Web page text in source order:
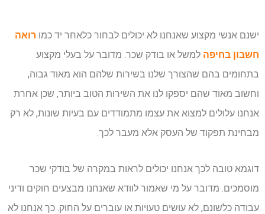
ישנם אנשי מקצוע שאנחנו לא יכולים לבחור כלאחר יד כמו רואה
חשבון בחיפה למשל או בודק שכר. מדובר על בעלי מקצוע
בתחומים בהם שהצורך שלנו בשירות שלהם הוא מאוד גבוה,
וחשוב מאוד שהם יספקו לנו את השירות הטוב ביותר, שכן אחרת
אנחנו עלולים למצוא את עצמו מתמודדים עם בעיות שונות, לא רק
מבחינת תפקוד של העסק אלא מעבר לכך.
דוגמא טובה לכך אנחנו יכולים לראות במקרה של בודקי שכר
מוסמכים. מדובר על מי שאמור לוודא שאנחנו מבצעים חוקים ודיני
עבודה כלשונם, לא עושים טעויות או עוברים על החוק. כך אנחנו לא